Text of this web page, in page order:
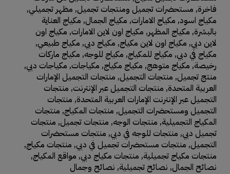
فاخرة, مستحضرات تجميل ومنتجات تجميل, مظهر تجميلي,
مكياج اسود, مكياج الامارات, مكياج الجمال, مكياج العناية
بالبشرة, مكياج المظهر, مكياج اون لاين الامارات, مكياج اون
لاين دبي, مكياج اون لاين مكياج, مكياج دبي, مكياج طبيعي,
مكياج في دبي, مكياج للمكياج, مكياج للوجه, مكياج ماركات
رخيصة, مكياج متوهج, مكياج مكياج, مكياجات, مكياجات دبي,
منتج تجميل, منتجات التجميل, منتجات التجميل الإمارات
العربية المتحدة, منتجات التجميل عبر الإنترنت, منتجات
التجميل عبر الإنترنت الإمارات العربية المتحدة, منتجات
التجميل ومستحضرات التجميل, منتجات المكياج, منتجات
المكياج التجميلية, منتجات الوجه, منتجات تجميل, منتجات
تجميل دبي, منتجات للوجه في دبي, منتجات مستحضرات
التجميل, منتجات مستحضرات تجميل في دبي, منتجات مكياج,
منتجات مكياج تجميلية, منتجات مكياج دبي, مواقع المكياج,
نصائح الجمال, نصائح تجميلية, نصائح وجمال